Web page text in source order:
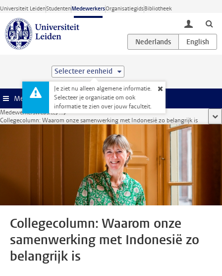
Ga direct naar de inhoud
Universiteit LeidenStudentenMedewerkersOrganisatiegidsBibliotheek
toggle
Selecteer eenheid
Je ziet nu alleen algemene informatie.
Selecteer je organisatie om ook
informatie te zien over jouw faculteit.
Menu
Medewerkerswebsite ...
Collegecolumn: Waarom onze samenwerking met Indonesië zo belangrijk is
Collegecolumn: Waarom onze
samenwerking met Indonesië zo
belangrijk is